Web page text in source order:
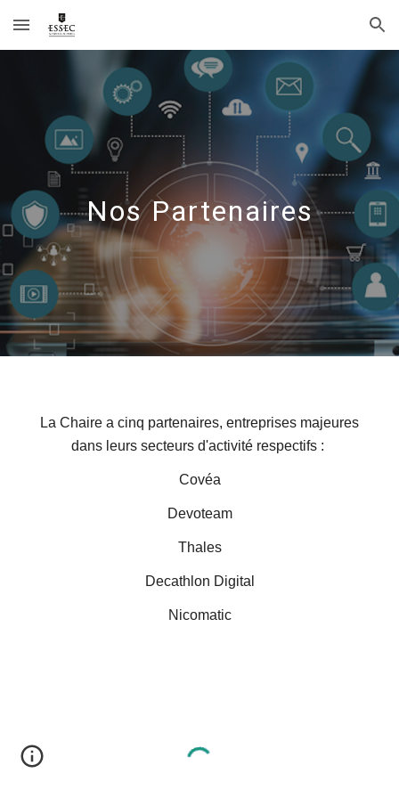
Skip to main content Skip to navigation
Nos Partenaires
La Chaire a cinq partenaires, entreprises majeures
dans leurs secteurs d'activité respectifs :
Covéa
Devoteam
Thales
Decathlon Digital
Nicomatic